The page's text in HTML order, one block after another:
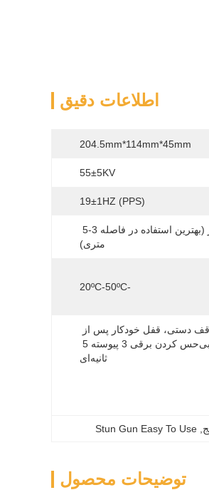
اطلاعات دقیق
204.5mm*114mm*45mm
55±5KV
19±1HZ (PPS)
متری)
-20ºC-50ºC
ثانیه‌ای
,
Stun Gun Easy To Use
توضیحات محصول